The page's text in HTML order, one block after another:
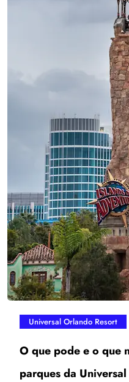
Tudo o
8 De
Dirigir
9 De
Icon Park:
Orlando
13 De
Atração da
Magic
15 De
Novidades
Universal
Universal Orlando Resort
O que pode e o que
parques da